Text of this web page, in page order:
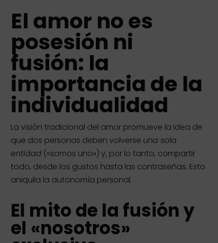
El amor no es
posesión ni
fusión: la
importancia de la
individualidad
La visión tradicional del amor promueve la idea de
que dos personas deben volverse una sola
entidad («somos uno») y, por lo tanto, compartir
todo, desde los gustos hasta las contraseñas. Esto
aniquila la autonomía personal.
El mito de la fusión y
el «nosotros»